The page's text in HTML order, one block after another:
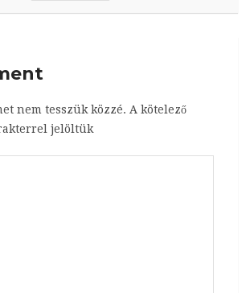
nem tesszük közzé. A kötelező
jelöltük